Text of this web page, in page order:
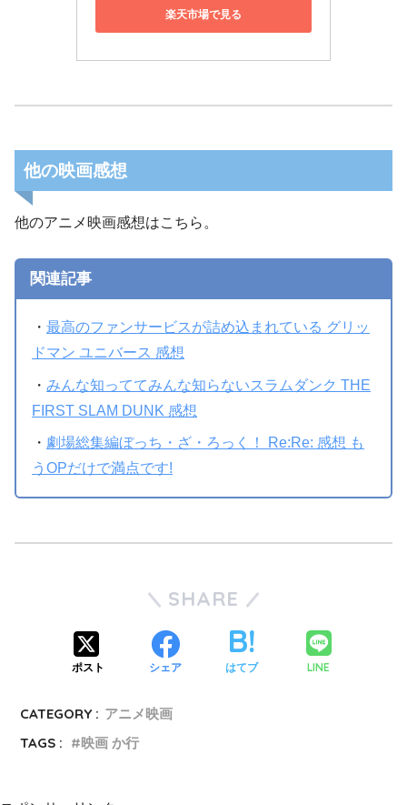
楽天市場で見る
他の映画感想
他のアニメ映画感想はこちら。
関連記事
・最高のファンサービスが詰め込まれている グリッ
ドマン ユニバース 感想
・みんな知っててみんな知らないスラムダンク THE
FIRST SLAM DUNK 感想
・ 劇場総集編ぼっち・ざ・ろっく！ Re:Re: 感想 も
うOPだけで満点です!
SHARE
ポスト シェア はてブ LINE
CATEGORY : アニメ映画
TAGS :
映画 か行